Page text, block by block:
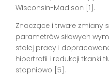
Wisconsin-Madison [1].
Znaczące i trwałe zmiany
parametrów siłowych
stałej pracy i
hipertrofii i redukcji tkanki
stopniowo [5].